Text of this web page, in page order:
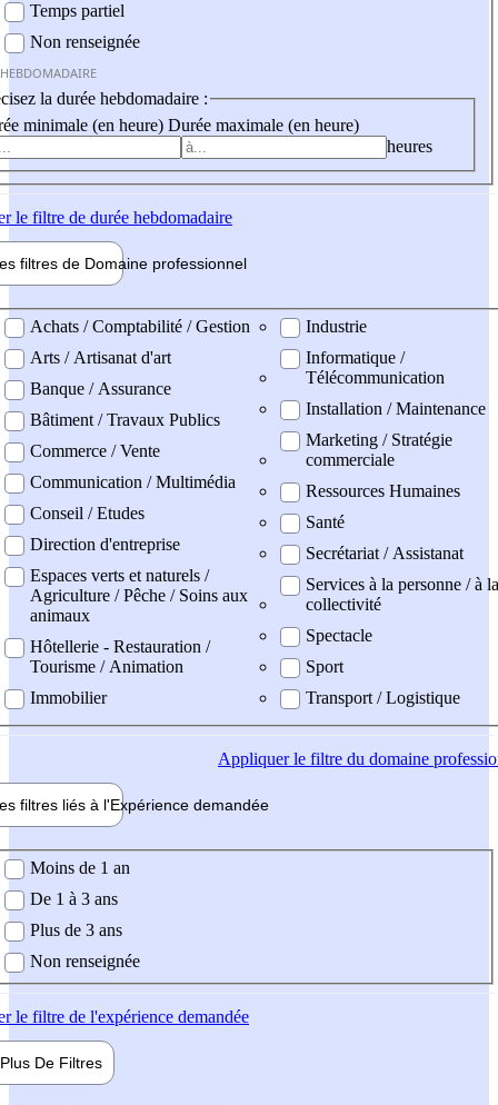
Temps partiel
Non renseignée
la durée hebdomadaire :
minimale (en heure) Durée maximale (en heure)
heures
le filtre de durée hebdomadaire
filtres de Domaine professionnel
professionel
Achats / Comptabilité / Gestion
Arts / Artisanat d'art
Banque / Assurance
Bâtiment / Travaux Publics
Commerce / Vente
Communication / Multimédia
Conseil / Etudes
Direction d'entreprise
Espaces verts et naturels /
Agriculture / Pêche / Soins aux
animaux
Hôtellerie - Restauration /
Tourisme / Animation
Immobilier
Industrie
Informatique /
Télécommunication
Installation / Maintenance
Marketing / Stratégie
commerciale
Ressources Humaines
Santé
Secrétariat / Assistanat
Services à la personne / à la
collectivité
Spectacle
Sport
Transport / Logistique
Appliquerle filtre du domaine
filtres liés à l'Expérience demandée
demandée
Moins de 1 an
De 1 à 3 ans
Plus de 3 ans
Non renseignée
le filtre de l'expérience demandée
Plus De Filtres